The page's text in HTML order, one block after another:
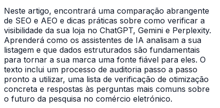
Neste artigo, encontrará uma comparação abrangente
de SEO e AEO e dicas práticas sobre como verificar a
visibilidade da sua loja no ChatGPT, Gemini e Perplexity.
Aprenderá como os assistentes de IA analisam a sua
listagem e que dados estruturados são fundamentais
para tornar a sua marca uma fonte fiável para eles. O
texto inclui um processo de auditoria passo a passo
pronto a utilizar, uma lista de verificação de otimização
concreta e respostas às perguntas mais comuns sobre
o futuro da pesquisa no comércio eletrónico.